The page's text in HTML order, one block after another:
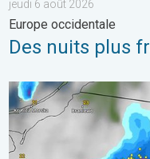
jeudi 6 août 2026
Europe occidentale
Des nuits plus
Orage de grêle